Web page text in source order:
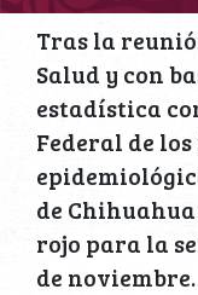
Tras la
Salud y con
estadística
Federal de
de
rojo para la
de noviembre.